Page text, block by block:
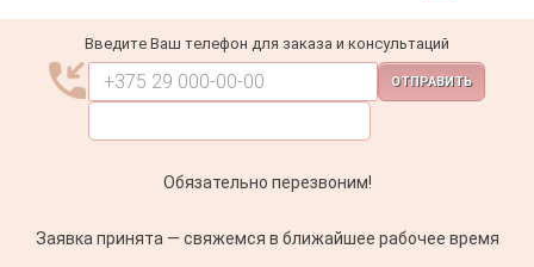
Введите Ваш телефон для заказа и консультаций
ОТПРАВИТЬ
Обязательно перезвоним!
Заявка принята — свяжемся в ближайшее рабочее время